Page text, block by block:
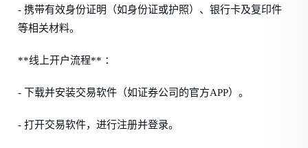
- 携带有效身份证明（如身份证或护照）、银行卡及复印件
等相关材料。
**线上开户流程** ：
- 下载并安装交易软件（如证券公司的官方APP）。
- 打开交易软件，进行注册并登录。